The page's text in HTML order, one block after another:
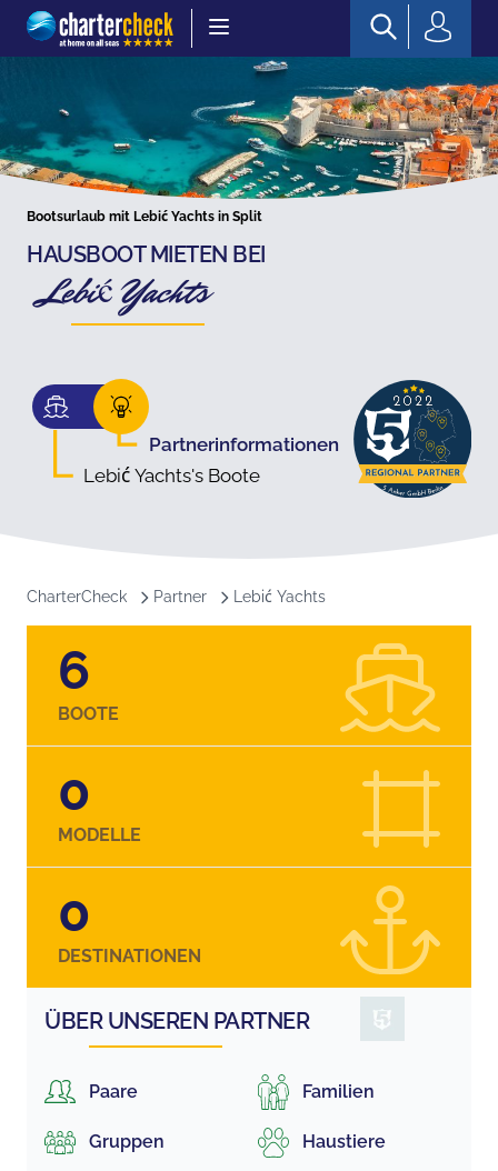
Chartercheck
Bootsurlaub mit Lebić Yachts in Split
HAUSBOOT MIETEN BEI
Lebić Yachts
Partnerinformationen
Lebić Yachts's Boote
CharterCheck Partner Lebić Yachts
6
BOOTE
0
MODELLE
0
DESTINATIONEN
ÜBER UNSEREN PARTNER
Paare Familien
Gruppen Haustiere